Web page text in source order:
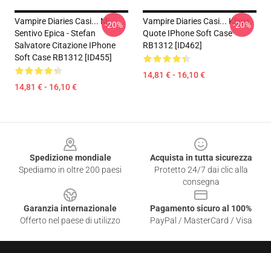
Vampire Diaries Casi... Mi
Sentivo Epica - Stefan
Salvatore Citazione IPhone
Soft Case RB1312 [ID455]
14,81 € - 16,10 €
-20%
Vampire Diaries Casi... Klaus
Quote IPhone Soft Case
RB1312 [ID462]
14,81 € - 16,10 €
-20%
Spedizione mondiale
Spediamo in oltre 200 paesi
Acquista in tutta sicurezza
Protetto 24/7 dai clic alla
consegna
Garanzia internazionale
Offerto nel paese di utilizzo
Pagamento sicuro al 100%
PayPal / MasterCard / Visa